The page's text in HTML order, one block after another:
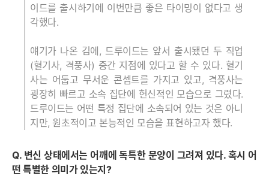
이드를 출시하기에 이번만큼 좋은 타이밍이 없다고 생
각했다.
얘기가 나온 김에, 드루이드는 앞서 출시됐던 두 직업
(혈기사, 격풍사) 중간 지점에 있다고 할 수 있다. 혈기
사는 어둡고 무서운 콘셉트를 가지고 있고, 격풍사는
굉장히 빠르고 소속 집단에 헌신적인 모습으로 그렸다.
드루이드는 어떤 특정 집단에 소속되어 있는 것은 아니
지만, 원초적이고 본능적인 모습을 표현하고자 했다.
Q. 변신 상태에서는 어깨에 독특한 문양이 그려져 있다. 혹시 어
떤 특별한 의미가 있는지?